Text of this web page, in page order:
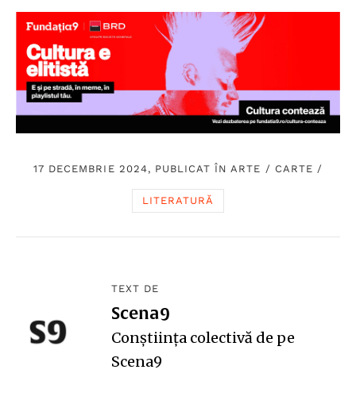
17 DECEMBRIE 2024, PUBLICAT ÎN ARTE / CARTE /
LITERATURĂ
TEXT DE
Scena9
Conștiința colectivă de pe
Scena9